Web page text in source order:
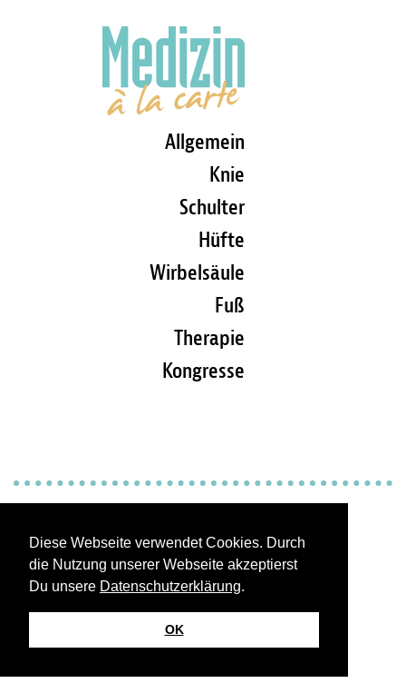
Diese Webseite verwendet Cookies. Durch
die Nutzung unserer Webseite akzeptierst
Du unsere Datenschutzerklärung.
OK
Allgemein
Knie
Schulter
Hüfte
Wirbelsäule
Fuß
Therapie
Kongresse
Kontakt / Abo bestellen